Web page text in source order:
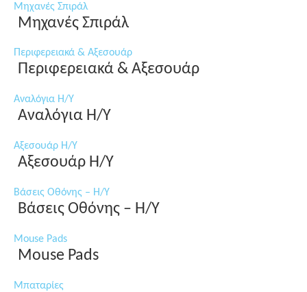
Μηχανές Σπιράλ
Μηχανές Σπιράλ
Περιφερειακά & Αξεσουάρ
Περιφερειακά & Αξεσουάρ
Αναλόγια Η/Υ
Αναλόγια Η/Υ
Αξεσουάρ Η/Υ
Αξεσουάρ Η/Υ
Βάσεις Οθόνης – Η/Υ
Βάσεις Οθόνης – Η/Υ
Mouse Pads
Mouse Pads
Μπαταρίες